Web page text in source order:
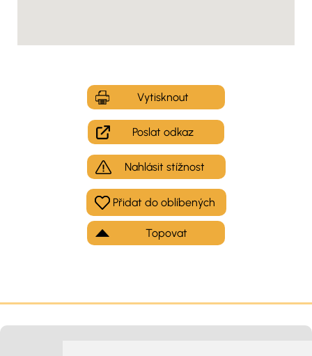
Vytisknout
Poslat odkaz
Nahlásit stížnost
Topovat